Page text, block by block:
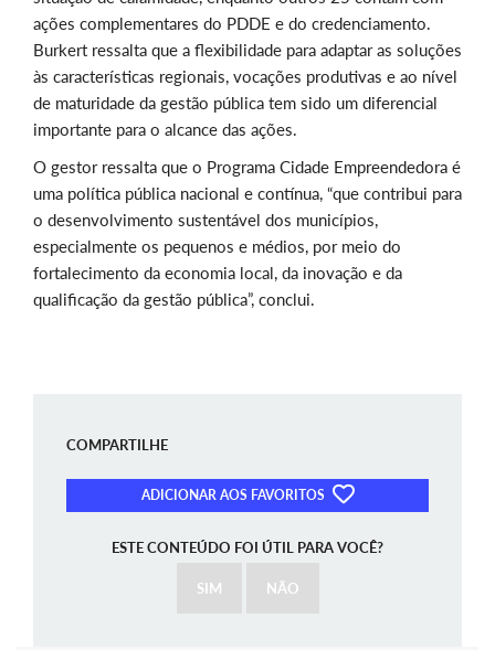
ações complementares do PDDE e do credenciamento.
Burkert ressalta que a flexibilidade para adaptar as soluções
às características regionais, vocações produtivas e ao nível
de maturidade da gestão pública tem sido um diferencial
importante para o alcance das ações.
O gestor ressalta que o Programa Cidade Empreendedora é
uma política pública nacional e contínua, “que contribui para
o desenvolvimento sustentável dos municípios,
especialmente os pequenos e médios, por meio do
fortalecimento da economia local, da inovação e da
qualificação da gestão pública”, conclui.
COMPARTILHE
ADICIONAR AOS FAVORITOS
ESTE CONTEÚDO FOI ÚTIL PARA VOCÊ?
SIM NÃO